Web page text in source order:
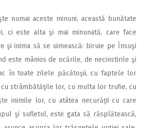
numai aceste minuni, această bunătate
ci este alta şi mai minunată, care face
şi inima să se uimească: biruie pe Însuşi
este mânios de ocările, de necinstirile şi
în toate zilele păcătoşii, cu faptele lor
strâmbătăţile lor, cu multa lor trufie, cu
inimile lor, cu atâtea necurăţii cu care
şi sufletul, este gata să răsplătească,